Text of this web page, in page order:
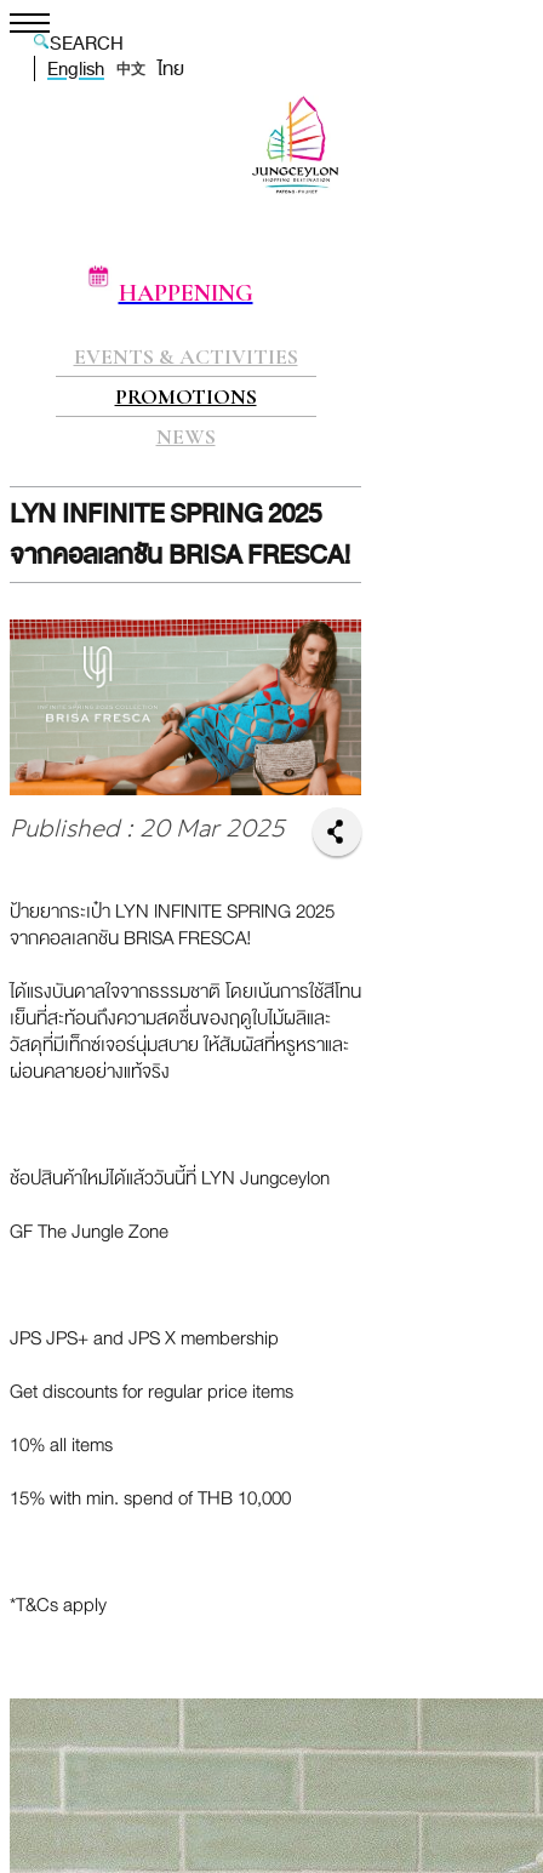
SEARCH
English
中文 ไทย
HAPPENING
EVENTS & ACTIVITIES
PROMOTIONS
NEWS
LYN INFINITE SPRING 2025
จากคอลเลกชัน BRISA FRESCA!
Published : 20 Mar 2025
ป้ายยากระเป๋า LYN INFINITE SPRING 2025
จากคอลเลกชัน BRISA FRESCA!
ได้แรงบันดาลใจจากธรรมชาติ โดยเน้นการใช้สีโทน
เย็นที่สะท้อนถึงความสดชื่นของฤดูใบไม้ผลิและ
วัสดุที่มีเท็กซ์เจอร์นุ่มสบาย ให้สัมผัสที่หรูหราและ
ผ่อนคลายอย่างแท้จริง
ช้อปสินค้าใหม่ได้แล้ววันนี้ที่ LYN Jungceylon
GF The Jungle Zone
JPS JPS+ and JPS X membership
Get discounts for regular price items
10% all items
15% with min. spend of THB 10,000
*T&Cs apply